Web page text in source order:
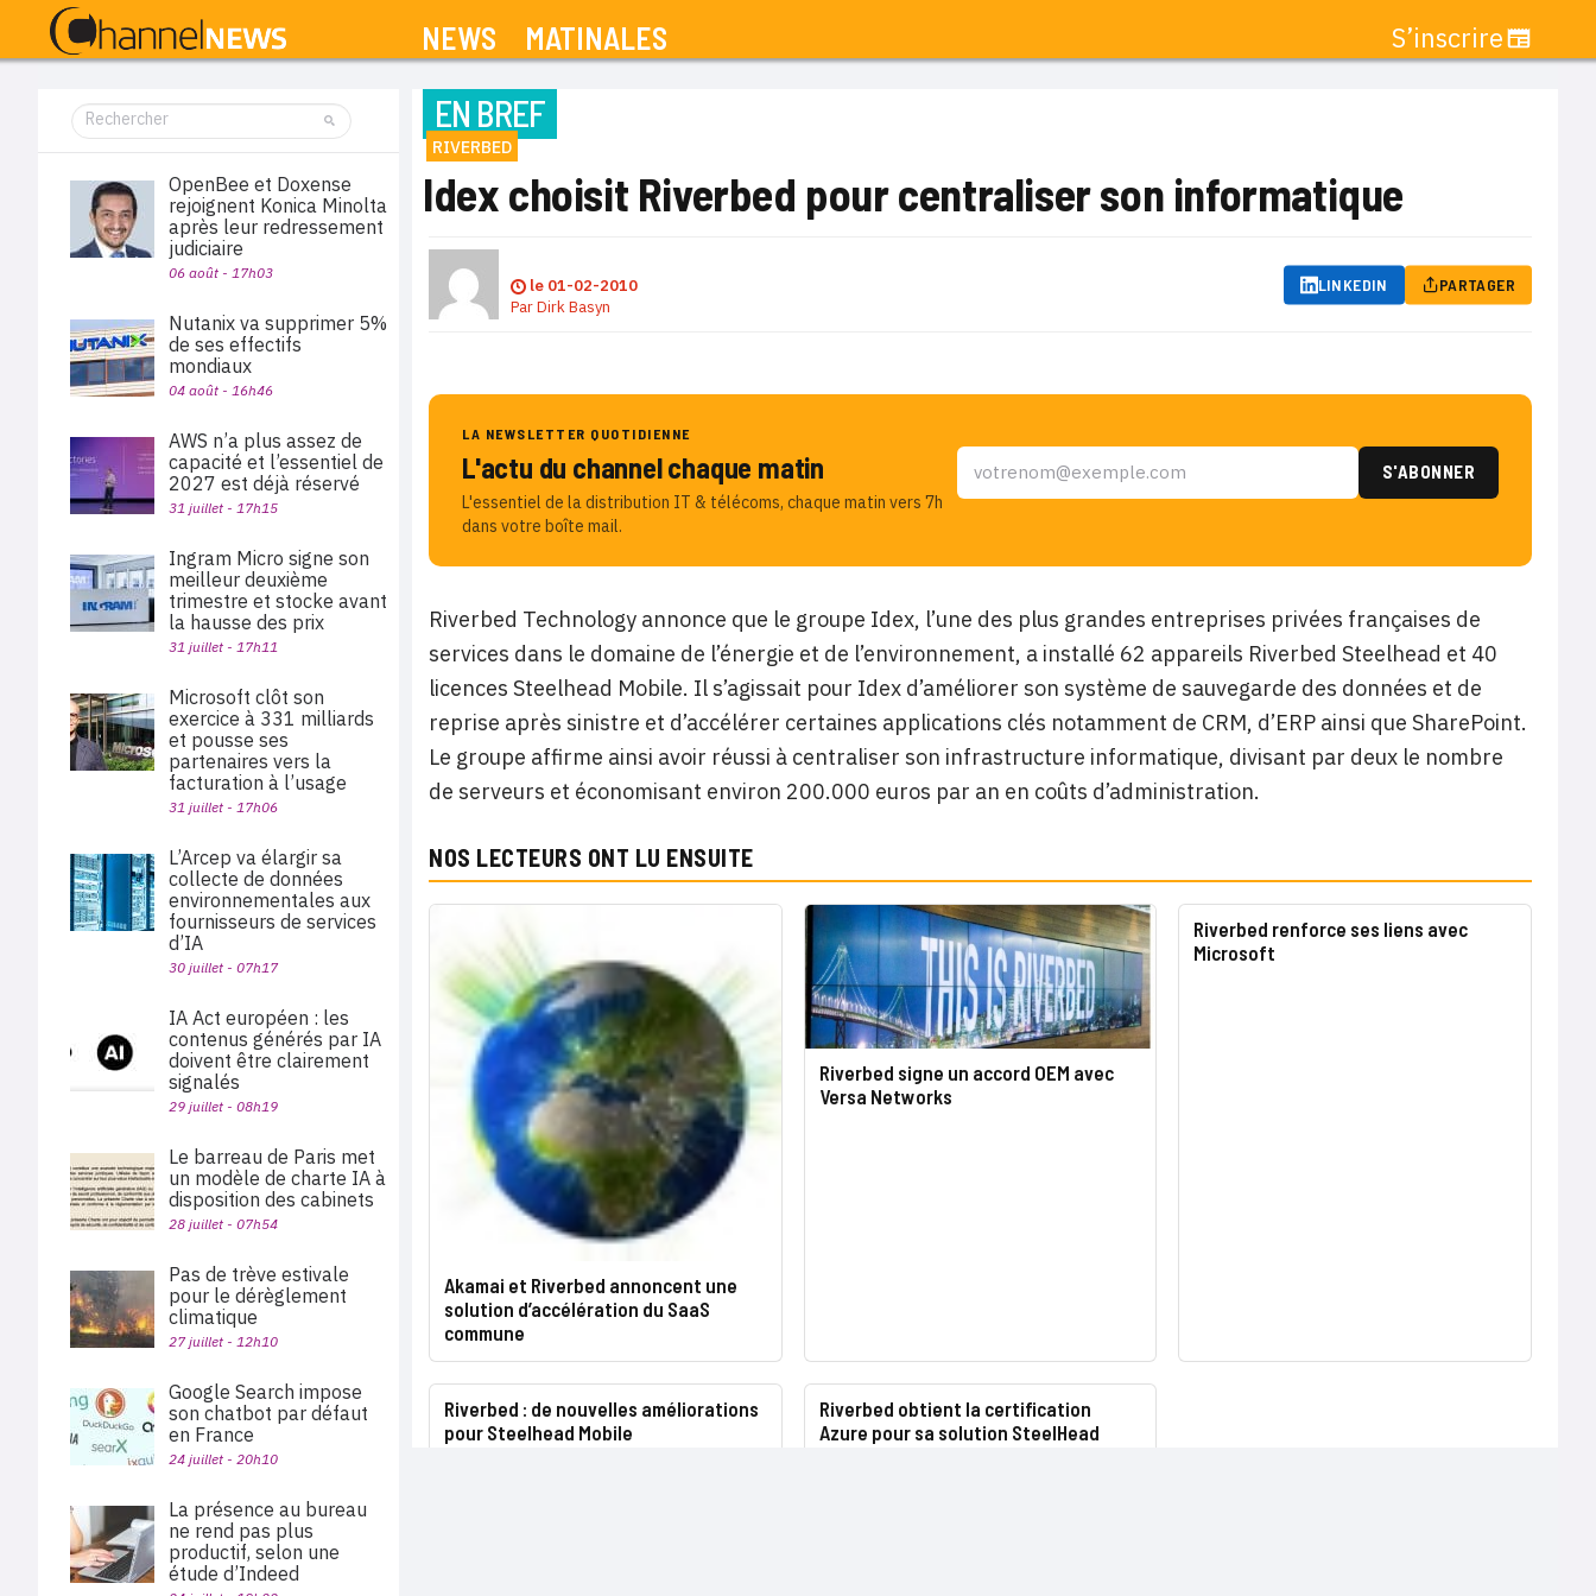
NEWS MATINALES S’inscrire
EN BREF
RIVERBED
Idex choisit Riverbed pour centraliser son informatique
le 01-02-2010
ParDirk Basyn
LINKEDIN PARTAGER
LA NEWSLETTER QUOTIDIENNE
L'actu du channel chaque matin
L'essentiel de la distribution IT & télécoms, chaque matin vers 7h
dans votre boîte mail.
Riverbed Technology annonce que le groupe Idex, l’une des plus grandes entreprises privées françaises de
services dans le domaine de l’énergie et de l’environnement, a installé 62 appareils Riverbed Steelhead et 40
licences Steelhead Mobile. Il s’agissait pour Idex d’améliorer son système de sauvegarde des données et de
reprise après sinistre et d’accélérer certaines applications clés notamment de CRM, d’ERP ainsi que SharePoint.
Le groupe affirme ainsi avoir réussi à centraliser son infrastructure informatique, divisant par deux le nombre
de serveurs et économisant environ 200.000 euros par an en coûts d’administration.
NOS LECTEURS ONT LU ENSUITE
Akamai et Riverbed annoncent une
solution d’accélération du SaaS
commune
Riverbed signe un accord OEM avec
Versa Networks
Riverbed renforce ses liens avec
Microsoft
Riverbed : de nouvelles améliorations
pour Steelhead Mobile
Riverbed obtient la certification
Azure pour sa solution SteelHead
OpenBee et Doxense
rejoignent Konica Minolta
après leur redressement
judiciaire
06 août - 17h03
Nutanix va supprimer 5%
de ses effectifs
mondiaux
04 août - 16h46
AWS n’a plus assez de
capacité et l’essentiel de
2027 est déjà réservé
31 juillet - 17h15
Ingram Micro signe son
meilleur deuxième
trimestre et stocke avant
la hausse des prix
31 juillet - 17h11
Microsoft clôt son
exercice à 331 milliards
et pousse ses
partenaires vers la
facturation à l’usage
31 juillet - 17h06
L’Arcep va élargir sa
collecte de données
environnementales aux
fournisseurs de services
d’IA
30 juillet - 07h17
IA Act européen : les
contenus générés par IA
doivent être clairement
signalés
29 juillet - 08h19
Le barreau de Paris met
un modèle de charte IA à
disposition des cabinets
28 juillet - 07h54
Pas de trève estivale
pour le dérèglement
climatique
27 juillet - 12h10
Google Search impose
son chatbot par défaut
en France
24 juillet - 20h10
La présence au bureau
ne rend pas plus
productif, selon une
étude d’Indeed